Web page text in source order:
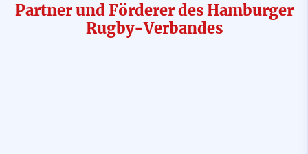
Partner und Förderer des Hamburger
Rugby-Verbandes